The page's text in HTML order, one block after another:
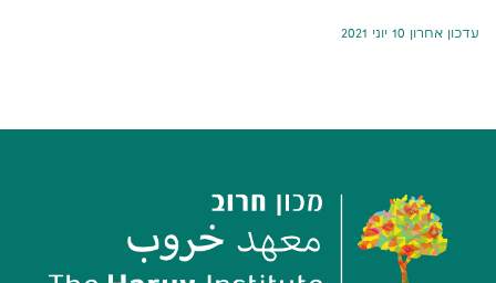
עדכון אחרון 10 יוני 2021